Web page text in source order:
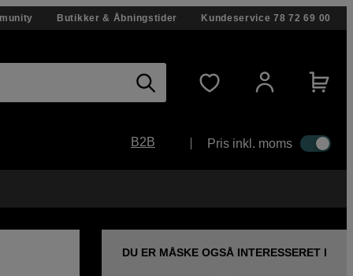
Butikker & Åbningstider Kundeservice 78 72 69 00
B2B Pris inkl. moms
DU ER MÅSKE OGSÅ INTERESSERET I